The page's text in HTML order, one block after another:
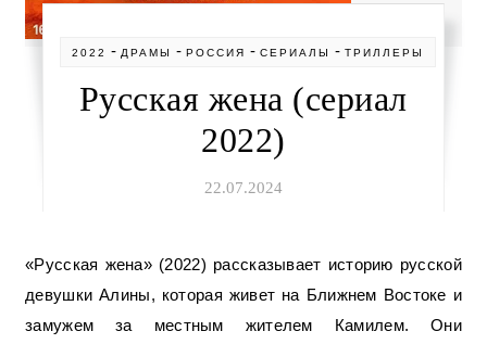
2022 - ДРАМЫ -РОССИЯ -СЕРИАЛЫ -ТРИЛЛЕРЫ
Русская жена (сериал
2022)
22.07.2024
«Русская жена» (2022) рассказывает историю русской
девушки Алины, которая живет на Ближнем Востоке и
замужем за местным жителем Камилем. Они